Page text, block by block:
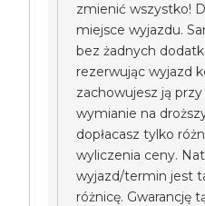
zmienić wszystko!
miejsce wyjazdu.
bez żadnych
rezerwując wyjazd
zachowujesz ją
wymianie na
dopłacasz tylko
wyliczenia ceny.
wyjazd/termin jest
różnicę. Gwarancję